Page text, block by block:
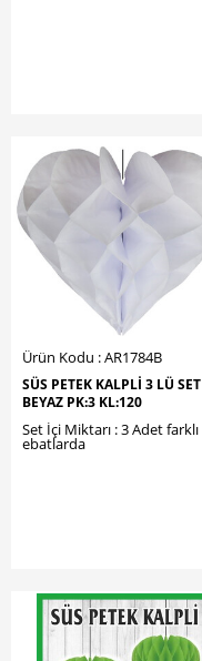
Ürün Kodu : AR1784B
SÜS PETEK KALPLİ 3 LÜ SET
BEYAZ PK:3 KL:120
Set İçi Miktarı : 3 Adet farklı
ebatlarda